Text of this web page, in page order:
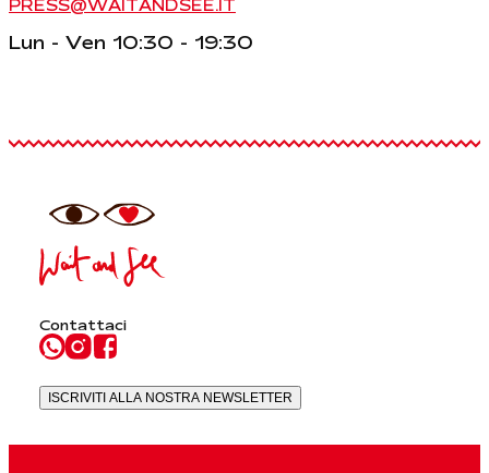
PRESS@WAITANDSEE.IT
Lun - Ven 10:30 - 19:30
Contattaci
ISCRIVITI ALLA NOSTRA NEWSLETTER